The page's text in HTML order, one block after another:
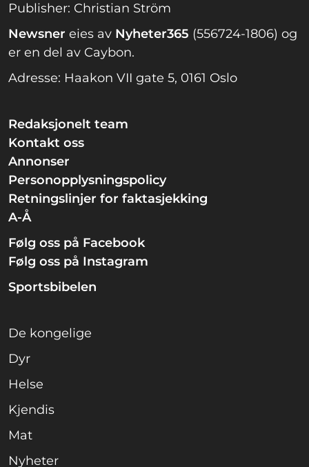
Publisher: Christian Ström
Newsner eies av Nyheter365 (556724-1806) og
er en del av Caybon.
Adresse: Haakon VII gate 5, 0161 Oslo
Redaksjonelt team
Kontakt oss
Annonser
Personopplysningspolicy
Retningslinjer for faktasjekking
A-Å
Følg oss på Facebook
Følg oss på Instagram
Sportsbibelen
De kongelige
Dyr
Helse
Kjendis
Mat
Nyheter